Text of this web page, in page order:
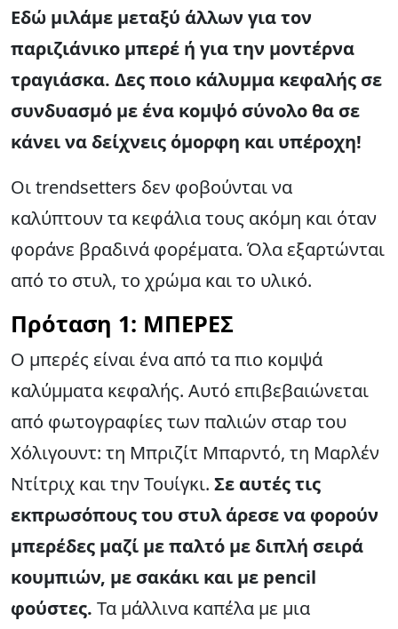
Εδώ μιλάμε μεταξύ άλλων για τον
παριζιάνικο μπερέ ή για την μοντέρνα
τραγιάσκα. Δες ποιο κάλυμμα κεφαλής σε
συνδυασμό με ένα κομψό σύνολο θα σε
κάνει να δείχνεις όμορφη και υπέροχη!
Οι trendsetters δεν φοβούνται να
καλύπτουν τα κεφάλια τους ακόμη και όταν
φοράνε βραδινά φορέματα. Όλα εξαρτώνται
από το στυλ, το χρώμα και το υλικό.
Πρόταση 1: ΜΠΕΡΕΣ
Ο μπερές είναι ένα από τα πιο κομψά
καλύμματα κεφαλής. Αυτό επιβεβαιώνεται
από φωτογραφίες των παλιών σταρ του
Χόλιγουντ: τη Μπριζίτ Μπαρντό, τη Μαρλέν
Ντίτριχ και την Τουίγκι. Σε αυτές τις
εκπρωσόπους του στυλ άρεσε να φορούν
μπερέδες μαζί με παλτό με διπλή σειρά
κουμπιών, με σακάκι και με pencil
φούστες. Τα μάλλινα καπέλα με μια